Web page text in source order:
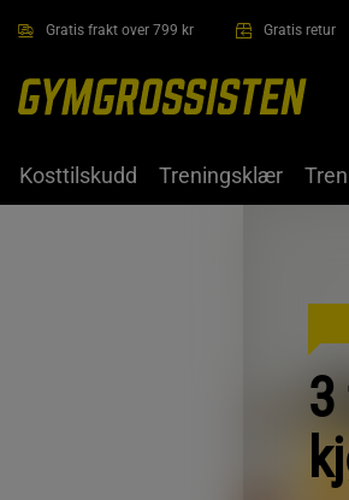
Gratis frakt over 799 kr Gratis retur
Kosttilskudd Treningsklær